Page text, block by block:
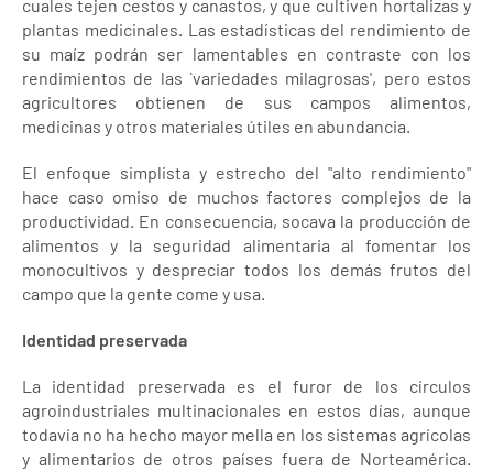
cuales tejen cestos y canastos, y que cultiven hortalizas y
plantas medicinales. Las estadísticas del rendimiento de
su maíz podrán ser lamentables en contraste con los
rendimientos de las `variedades milagrosas', pero estos
agricultores obtienen de sus campos alimentos,
medicinas y otros materiales útiles en abundancia.
El enfoque simplista y estrecho del "alto rendimiento"
hace caso omiso de muchos factores complejos de la
productividad. En consecuencia, socava la producción de
alimentos y la seguridad alimentaria al fomentar los
monocultivos y despreciar todos los demás frutos del
campo que la gente come y usa.
Identidad preservada
La identidad preservada es el furor de los círculos
agroindustriales multinacionales en estos días, aunque
todavía no ha hecho mayor mella en los sistemas agrícolas
y alimentarios de otros países fuera de Norteamérica.